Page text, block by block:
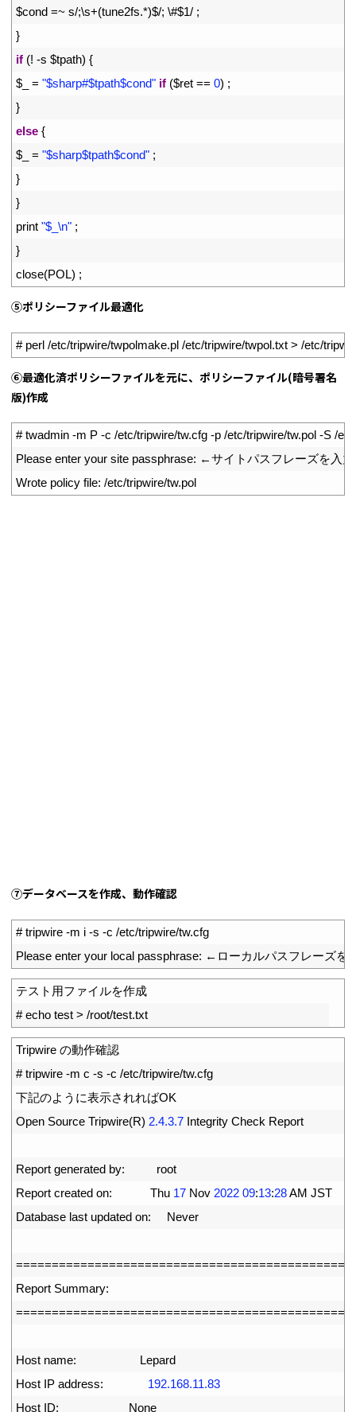
$cond =~ s/;\s+(tune2fs.*)$/; \#$1/ ;
}
if (! -s $tpath) {
$
= "$sharp#$tpath$cond" if ($ret == 0) ;
}
else {
$
= "$sharp$tpath$cond" ;
}
}
print "$_\n" ;
}
close(POL) ;
⑤ポリシーファイル最適化
# perl /etc/tripwire/twpolmake.pl /etc/tripwire/twpol.txt > /etc/
⑥最適化済ポリシーファイルを元に、ポリシーファイル(暗号署名
版)作成
# twadmin -m P -c /etc/tripwire/tw.cfg -p /etc/tripwire/tw.pol -S /
Please enter your site passphrase: ←サイトパスフレーズを入力
Wrote policy file: /etc/tripwire/tw.pol
⑦データベースを作成、動作確認
# tripwire -m i -s -c /etc/tripwire/tw.cfg
Please enter your local passphrase: ←ローカルパスフレーズを
テスト用ファイルを作成
# echo test > /root/test.txt
Tripwire の動作確認
# tripwire -m c -s -c /etc/tripwire/tw.cfg
下記のように表示されればOK
Open Source Tripwire(R) 2.4.3.7 Integrity Check Report
Report generated by:
root
Report created on: Thu 17 Nov 2022 09:13:28AM JST
Database last updated on: Never
=============================================
Report Summary:
=============================================
Host name:
Lepard
Host IP address:
192.168.11.83
Host ID:
None